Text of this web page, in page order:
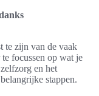
te zijn van de vaak
focussen op wat je
en het
stappen.